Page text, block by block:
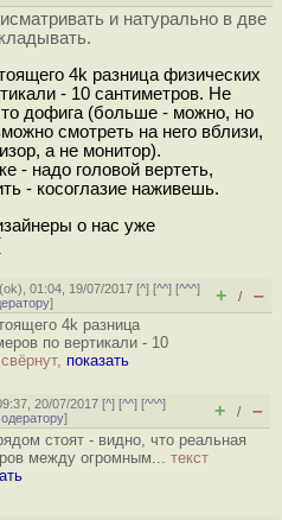
и натурально в две
4k разница физических
- 10 сантиметров. Не
дофига (больше - можно, но
смотреть на него вблизи,
а не монитор).
- надо головой вертеть,
- косоглазие наживешь.
о нас уже
(ok), 01:04, 19/07/2017 [^] [^^] [^^^]
] + / –
4k разница
по вертикали - 10
показать
20/07/2017 [^] [^^] [^^^]
] + / –
стоят - видно, что реальная
между огромным... текст